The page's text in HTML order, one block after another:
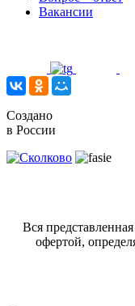
Вакансии
Создано
в России
Вся
офертой,